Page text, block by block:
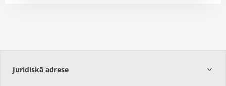
Juridiskā adrese